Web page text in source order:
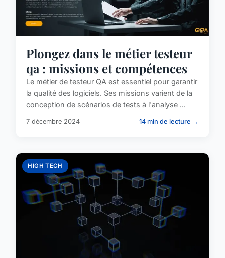
Plongez dans le métier testeur
qa : missions et compétences
Le métier de testeur QA est essentiel pour garantir
la qualité des logiciels. Ses missions varient de la
conception de scénarios de tests à l'analyse ...
7 décembre 2024 14 min de lecture →
HIGH TECH